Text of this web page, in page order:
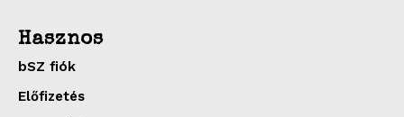
Hasznos
bSZ fiók
Előfizetés